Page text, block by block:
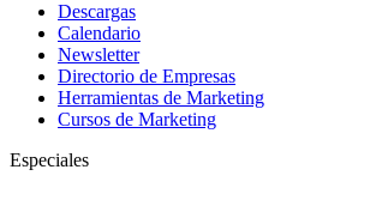
Descargas
Calendario
Newsletter
Directorio de Empresas
Herramientas de Marketing
Cursos de Marketing
Especiales